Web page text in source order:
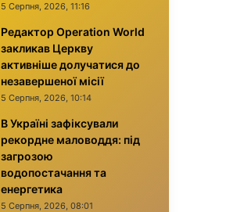
5 Серпня, 2026, 11:16
Редактор Operation World
закликав Церкву
активніше долучатися до
незавершеної місії
5 Серпня, 2026, 10:14
В Україні зафіксували
рекордне маловоддя: під
загрозою
водопостачання та
енергетика
5 Серпня, 2026, 08:01